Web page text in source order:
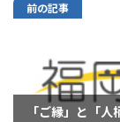
前の記事
「ご縁」と「人